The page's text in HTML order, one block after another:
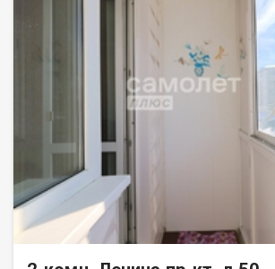
дороги,безопасный и обустроенный двор.
расположена на комфортном 2-ом этаже с
лестничыфми пролётами- это отличный
разной возрастной категории! Мы поможем
одобрением ипотеки на выгодных
объект на юридическую чистоту сделки
оформлением документов И покажем Вам
предварительной договорённости! Рады
все ваши вопросы с 9:00 до 20:00​.
чистоты сделки от компании, которая
недвижимости в городе Кемерово с 2010
Лизавета